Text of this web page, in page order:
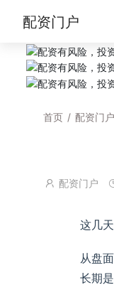
配资门户
首页 / 配资门
配资门户
这几
从盘
长期